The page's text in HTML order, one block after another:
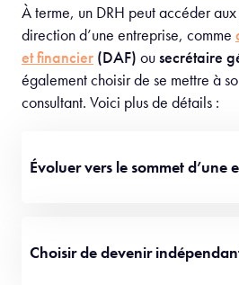
À terme, un DRH peut accéder aux
direction d’une entreprise, comme
et financier (DAF) ousecrétaire
également choisir de se mettre à
consultant. Voici plus de détails :
Évoluer vers le sommet d’une
Choisir de devenir